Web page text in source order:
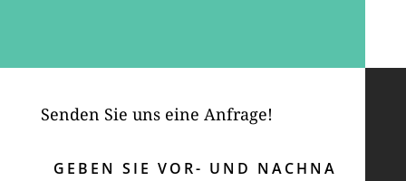
Senden Sie uns eine Anfrage!